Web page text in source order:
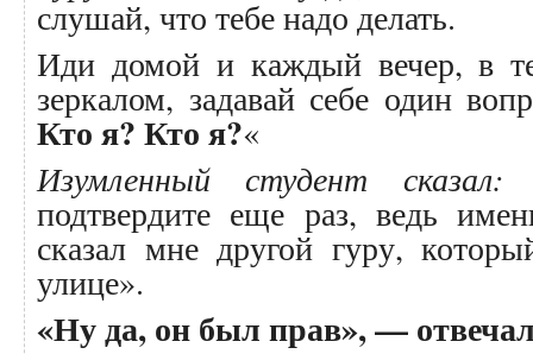
слушай, что тебе надо делать.
Иди домой и каждый вечер, в
зеркалом, задавай себе один
Кто я? Кто я?«
Изумленный студент сказал:
подтвердите еще раз, ведь
сказал мне другой гуру,
улице».
«Ну да, он был прав», —